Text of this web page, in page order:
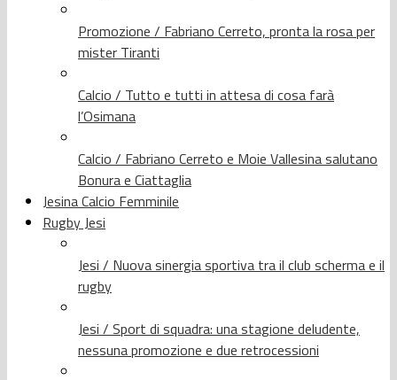
Promozione / Fabriano Cerreto, pronta la rosa per
mister Tiranti
Calcio / Tutto e tutti in attesa di cosa farà
l’Osimana
Calcio / Fabriano Cerreto e Moie Vallesina salutano
Bonura e Ciattaglia
Jesina Calcio Femminile
Rugby Jesi
Jesi / Nuova sinergia sportiva tra il club scherma e il
rugby
Jesi / Sport di squadra: una stagione deludente,
nessuna promozione e due retrocessioni